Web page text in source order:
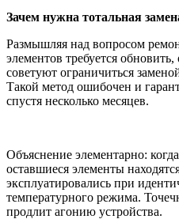
Зачем нужна тотальная
Размышляя над вопросом
элементов требуется
советуют ограничиться
Такой метод ошибочен и
спустя несколько месяцев.
Объяснение элементарно:
оставшиеся элементы
эксплуатировались при
температурного режима.
продлит агонию устройства.